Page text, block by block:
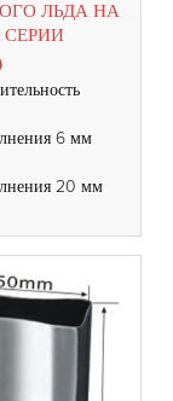
ЛЬДА НА
6 мм
20 мм